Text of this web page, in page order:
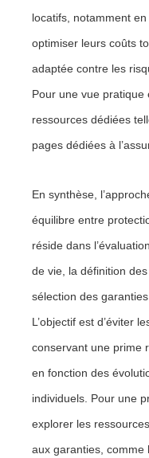
locatifs, notamment
optimiser leurs coûts
adaptée contre les
Pour une vue pratique
ressources dédiées
pages dédiées à
En synthèse,
équilibre entre
réside dans
de vie, la définition
sélection des
L’objectif est d’éviter
conservant une prime
en fonction des
individuels. Pour une
explorer les
aux garanties, comme